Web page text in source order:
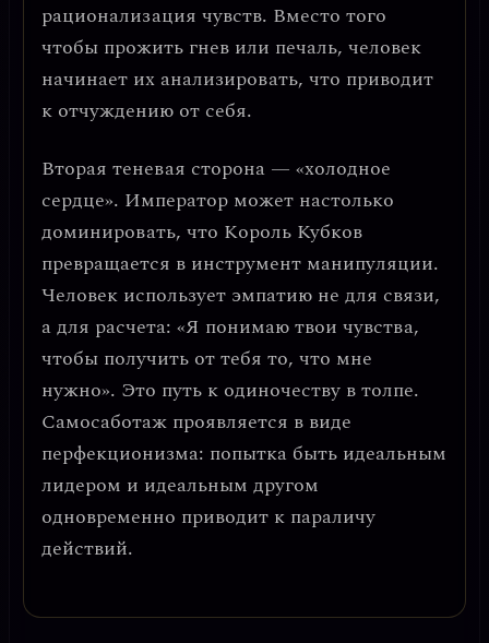
рационализация чувств. Вместо того
чтобы прожить гнев или печаль, человек
начинает их анализировать, что приводит
к отчуждению от себя.
Вторая теневая сторона — «холодное
сердце». Император может настолько
доминировать, что Король Кубков
превращается в инструмент манипуляции.
Человек использует эмпатию не для связи,
а для расчета: «Я понимаю твои чувства,
чтобы получить от тебя то, что мне
нужно». Это путь к одиночеству в толпе.
Самосаботаж проявляется в виде
перфекционизма: попытка быть идеальным
лидером и идеальным другом
одновременно приводит к параличу
действий.